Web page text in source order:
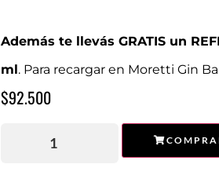
Además te llevás GRATIS un
ml. Para recargar en Moretti Gin
$92.500